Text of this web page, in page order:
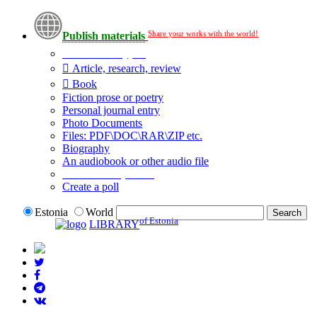
Publish materials Share your works with the world!
Article, research, review
Book
Fiction prose or poetry
Personal journal entry
Photo Documents
Files: PDF\DOC\RAR\ZIP etc.
Biography
An audiobook or other audio file
Create a poll
Estonia
World
LIBRARYof Estonia